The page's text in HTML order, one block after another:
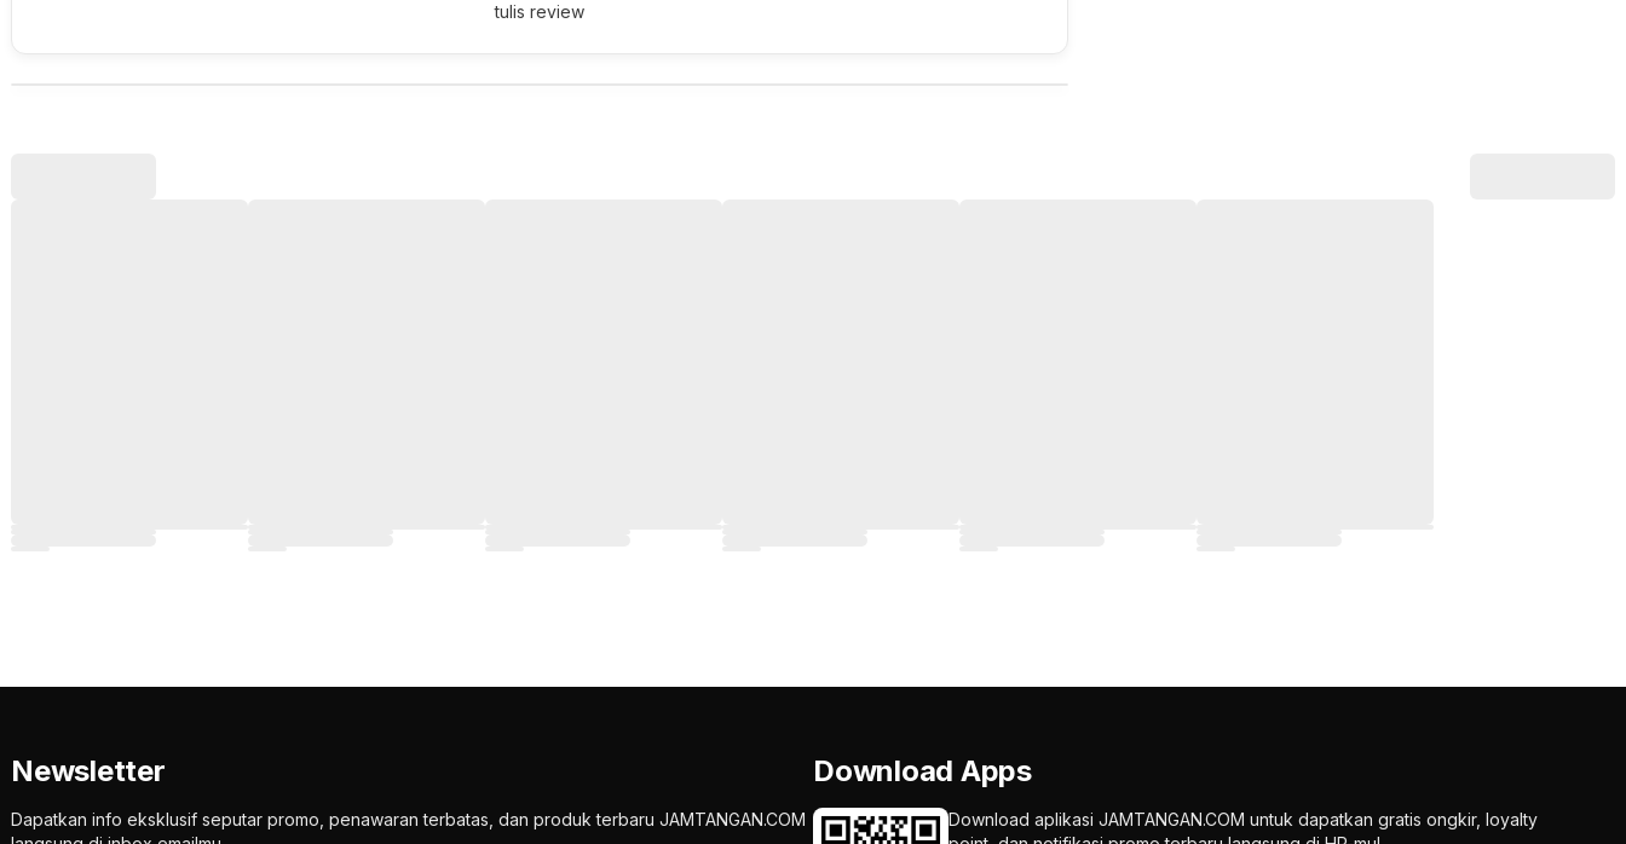
Newsletter
Dapatkan info eksklusif seputar promo, penawaran terbatas, dan produk terbaru JAMTANGAN.COM
Download Apps
Download aplikasi JAMTANGAN.COM untuk dapatkan gratis ongkir, loyalty
tulis review